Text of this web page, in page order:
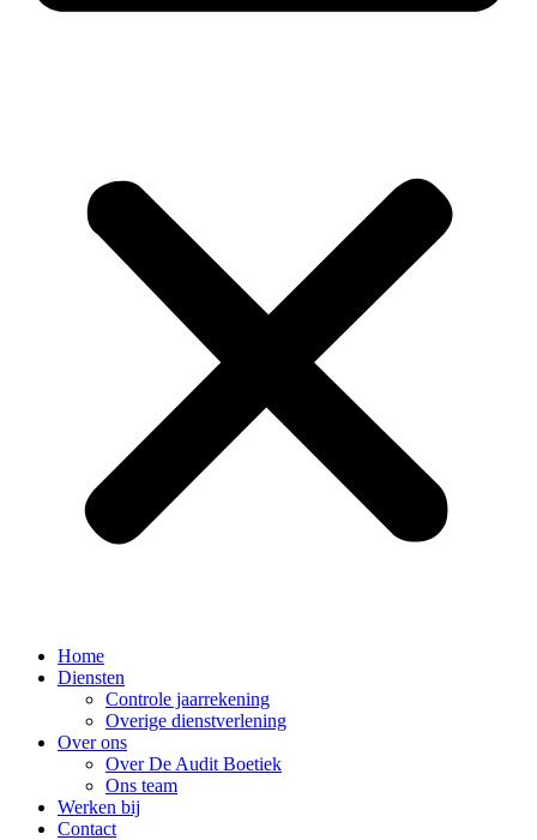
Home
Diensten
Controle jaarrekening
Overige dienstverlening
Over ons
Over De Audit Boetiek
Ons team
Werken bij
Contact